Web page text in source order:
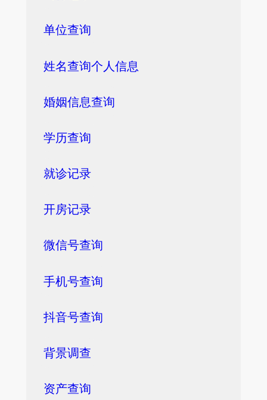
单位查询
姓名查询个人信息
婚姻信息查询
学历查询
就诊记录
开房记录
微信号查询
手机号查询
抖音号查询
背景调查
资产查询